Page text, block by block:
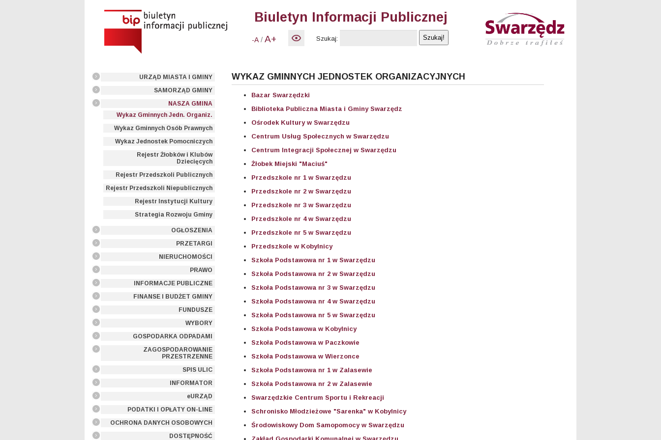
Biuletyn Informacji Publicznej
-A / A+ Szukaj:
URZĄD MIASTA I GMINY
SAMORZĄD GMINY
NASZA GMINA
Wykaz Gminnych Jedn. Organiz.
Wykaz Gminnych Osób Prawnych
Wykaz Jednostek Pomocniczych
Rejestr Żłobków i Klubów
Dziecięcych
Rejestr Przedszkoli Publicznych
Rejestr Przedszkoli Niepublicznych
Rejestr Instytucji Kultury
Strategia Rozwoju Gminy
OGŁOSZENIA
PRZETARGI
NIERUCHOMOŚCI
PRAWO
INFORMACJE PUBLICZNE
FINANSE I BUDŻET GMINY
FUNDUSZE
WYBORY
GOSPODARKA ODPADAMI
ZAGOSPODAROWANIE
PRZESTRZENNE
SPIS ULIC
INFORMATOR
eURZĄD
PODATKI I OPŁATY ON-LINE
OCHRONA DANYCH OSOBOWYCH
DOSTĘPNOŚĆ
WYKAZ GMINNYCH JEDNOSTEK ORGANIZACYJNYCH
Bazar Swarzędzki
Biblioteka Publiczna Miasta i Gminy Swarzędz
Ośrodek Kultury w Swarzędzu
Centrum Usług Społecznych w Swarzędzu
Centrum Integracji Społecznej w Swarzędzu
Żłobek Miejski "Maciuś"
Przedszkole nr 1 w Swarzędzu
Przedszkole nr 2 w Swarzędzu
Przedszkole nr 3 w Swarzędzu
Przedszkole nr 4 w Swarzędzu
Przedszkole nr 5 w Swarzędzu
Przedszkole w Kobylnicy
Szkoła Podstawowa nr 1 w Swarzędzu
Szkoła Podstawowa nr 2 w Swarzędzu
Szkoła Podstawowa nr 3 w Swarzędzu
Szkoła Podstawowa nr 4 w Swarzędzu
Szkoła Podstawowa nr 5 w Swarzędzu
Szkoła Podstawowa w Kobylnicy
Szkoła Podstawowa w Paczkowie
Szkoła Podstawowa w Wierzonce
Szkoła Podstawowa nr 1 w Zalasewie
Szkoła Podstawowa nr 2 w Zalasewie
Swarzędzkie Centrum Sportu i Rekreacji
Schronisko Młodzieżowe "Sarenka" w Kobylnicy
Środowiskowy Dom Samopomocy w Swarzędzu